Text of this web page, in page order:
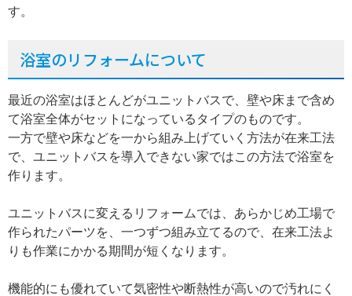
す。
浴室のリフォームについて
最近の浴室はほとんどがユニットバスで、壁や床まで含め
て浴室全体がセットになっているタイプのものです。
一方で壁や床などを一から組み上げていく方法が在来工法
で、ユニットバスを導入できない家ではこの方法で浴室を
作ります。
ユニットバスに変えるリフォームでは、あらかじめ工場で
作られたパーツを、一つずつ組み立てるので、在来工法よ
りも作業にかかる期間が短くなります。
機能的にも優れていて気密性や断熱性が高いので汚れにく